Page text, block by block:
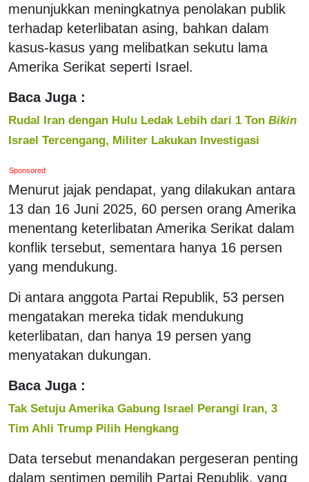
menunjukkan meningkatnya penolakan publik
terhadap keterlibatan asing, bahkan dalam
kasus-kasus yang melibatkan sekutu lama
Amerika Serikat seperti Israel.
Baca Juga :
Rudal Iran dengan Hulu Ledak Lebih dari 1 Ton Bikin
Israel Tercengang, Militer Lakukan Investigasi
Sponsored
Menurut jajak pendapat, yang dilakukan antara
13 dan 16 Juni 2025, 60 persen orang Amerika
menentang keterlibatan Amerika Serikat dalam
konflik tersebut, sementara hanya 16 persen
yang mendukung.
Di antara anggota Partai Republik, 53 persen
mengatakan mereka tidak mendukung
keterlibatan, dan hanya 19 persen yang
menyatakan dukungan.
Baca Juga :
Tak Setuju Amerika Gabung Israel Perangi Iran, 3
Tim Ahli Trump Pilih Hengkang
Data tersebut menandakan pergeseran penting
dalam sentimen pemilih Partai Republik, yang